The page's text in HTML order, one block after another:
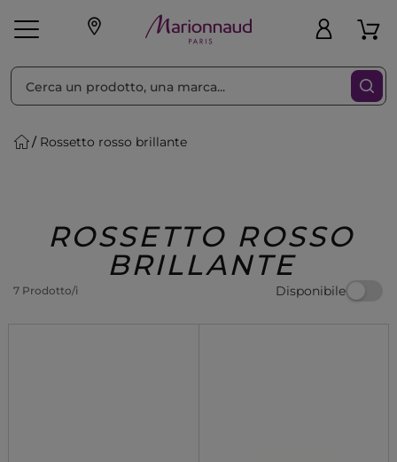
Make-up Profumi
Regalo
Rossetto rosso brillante
ROSSETTO ROSSO
BRILLANTE
7 Prodotto/i Disponibile
Ordina per Filtra